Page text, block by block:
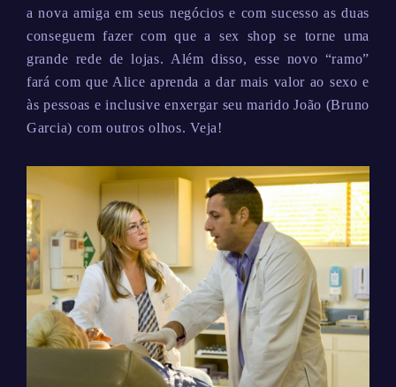
a nova amiga em seus negócios e com sucesso as duas
conseguem fazer com que a sex shop se torne uma
grande rede de lojas. Além disso, esse novo “ramo”
fará com que Alice aprenda a dar mais valor ao sexo e
às pessoas e inclusive enxergar seu marido João (Bruno
Garcia) com outros olhos. Veja!